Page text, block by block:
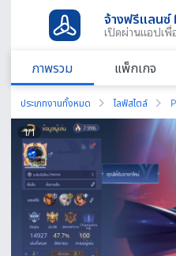
จ้างฟรีแลน
เปิดผ่านแอปเ
ภาพรวม แพ็กเกจ
ประเภทงานทั้งหมด ไลฟ์สไตล์
1/1